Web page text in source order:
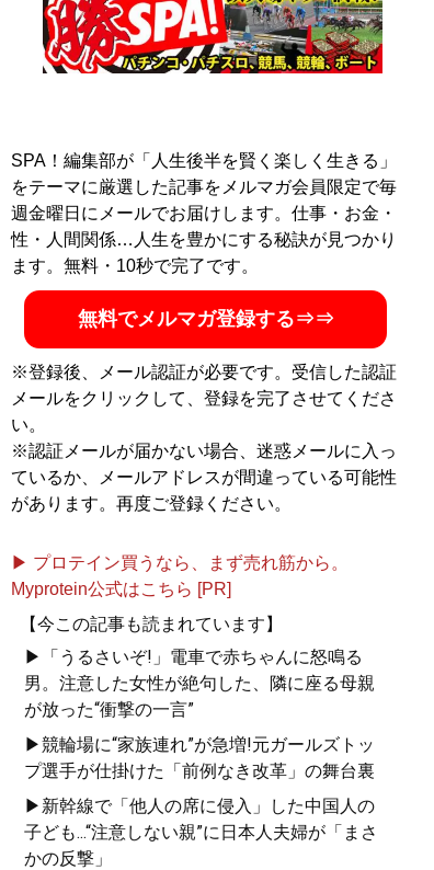
X（旧Twitter）salesmorita32
記事一覧へ
SPA！編集部が「人生後半を賢く楽しく生きる」
をテーマに厳選した記事をメルマガ会員限定で毎
週金曜日にメールでお届けします。仕事・お金・
性・人間関係…人生を豊かにする秘訣が見つかり
ます。無料・10秒で完了です。
無料でメルマガ登録する⇒⇒
※登録後、メール認証が必要です。受信した認証
メールをクリックして、登録を完了させてくださ
い。
※認証メールが届かない場合、迷惑メールに入っ
ているか、メールアドレスが間違っている可能性
があります。再度ご登録ください。
▶ プロテイン買うなら、まず売れ筋から。
Myprotein公式はこちら [PR]
【今この記事も読まれています】
▶「うるさいぞ!」電車で赤ちゃんに怒鳴る
男。注意した女性が絶句した、隣に座る母親
が放った“衝撃の一言”
▶競輪場に“家族連れ”が急増!元ガールズトッ
プ選手が仕掛けた「前例なき改革」の舞台裏
▶新幹線で「他人の席に侵入」した中国人の
子ども...“注意しない親”に日本人夫婦が「まさ
かの反撃」